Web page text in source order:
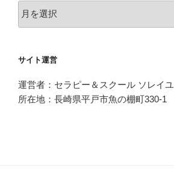
ー
ブ
サイト運営
運営者：セラピー＆スクール ソレイユ
所在地：長崎県平戸市魚の棚町330-1